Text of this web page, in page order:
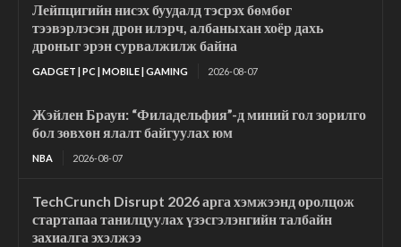
Лейпцигийн нисэх буудалд тэсрэх бөмбөг
тээвэрлэсэн дрон илэрч, албаныхан хоёр дахь
дроныг эрэн сурвалжилж байна
GADGET | PC | MOBILE | GAMING 2026-08-07
Жэйлен Браун: “Филадельфия”-д миний гол зорилго
бол зөвхөн ялалт байгуулах юм
NBA 2026-08-07
TechCrunch Disrupt 2026 арга хэмжээнд оролцож
стартапаа танилцуулах үзэсгэлэнгийн талбайн
захиалга эхэлжээ